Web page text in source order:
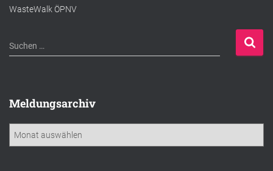
WasteWalk ÖPNV
S
u
n
n
c
Suchen …
Meldungsarchiv